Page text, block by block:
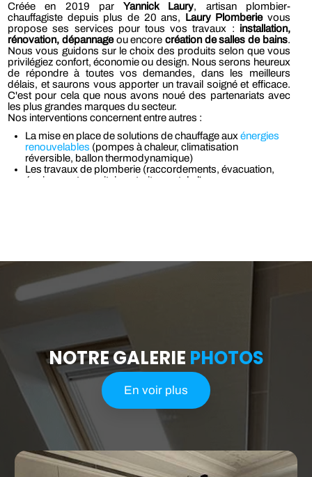
Créée en 2019 parYannick Laury, artisan plombier-
chauffagiste depuis plus de 20 ans,
Laury Plomberievous
propose ses services pour tous vos travaux : installation,
rénovation, dépannageou encorecréation de salles de bains.
Nous vous guidons sur le choix des produits selon que vous
privilégiez confort, économie ou design. Nous serons heureux
de répondre à toutes vos demandes, dans les meilleurs
délais, et saurons vous apporter un travail soigné et efficace.
C'est pour cela que nous avons noué des partenariats avec
les plus grandes marques du secteur.
Nos interventions concernent entre autres :
La mise en place de solutions de chauffage auxénergies
renouvelables (pompes à chaleur, climatisation
réversible, ballon thermodynamique)
Les travaux de plomberie (raccordements, évacuation,
équipements sanitaires, traitement de l'eau,
de pompe à chaleur, et vous permettre de bénéficier des
financières de l'État
en matière de rénovation énergétique.
Par notre sérieux et rigueur, nous comptons bon nombre de
Monts, Veigné, La Riche, Saint-Avertin, Saint-Pierre-des-
Corps, Saint-Cyr-sur-Loire, Fondettes, Chambray-lès-Tours...
Notre volonté est de vous procurer un service de proximité,
proche de vous et de vos attentes.
Alors, n'hésitez pas à nous contacter pour obtenir de plus
amples renseignements ou un devis. Nous nous engageons à
vous répondre rapidement.
06 48 33 31 10 Contact
NOTRE GALERIE PHOTOS
En voir plus